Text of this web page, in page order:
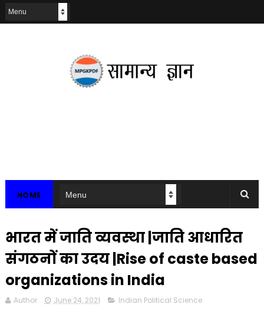
HOME
भारत में जाति व्यवस्था |जाति आधारित
संगठनों का उदय |Rise of caste based
organizations in India
Author June 24, 2021 Indian Political Science